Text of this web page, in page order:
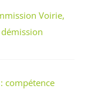
Voirie,
compétence